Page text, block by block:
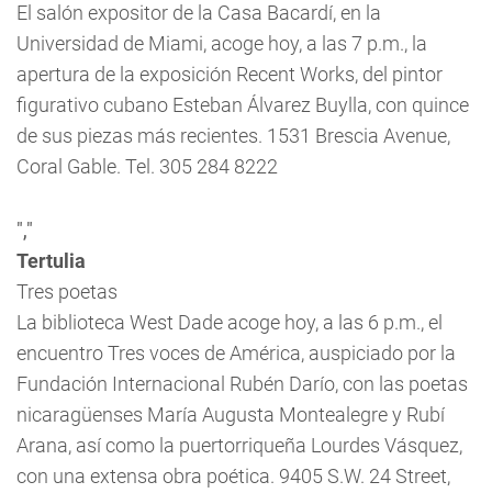
El salón expositor de la Casa Bacardí, en la
Universidad de Miami, acoge hoy, a las 7 p.m., la
apertura de la exposición Recent Works, del pintor
figurativo cubano Esteban Álvarez Buylla, con quince
de sus piezas más recientes. 1531 Brescia Avenue,
Coral Gable. Tel. 305 284 8222
","
Tertulia
Tres poetas
La biblioteca West Dade acoge hoy, a las 6 p.m., el
encuentroTres voces de América, auspiciado por la
Fundación Internacional Rubén Darío, con las poetas
nicaragüenses María Augusta Montealegre y Rubí
Arana, así como la puertorriqueña Lourdes Vásquez,
con una extensa obra poética. 9405 S.W. 24 Street,